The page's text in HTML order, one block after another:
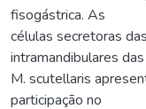
fisogástrica. As
células secretoras
intramandibulares
M. scutellaris
participação no